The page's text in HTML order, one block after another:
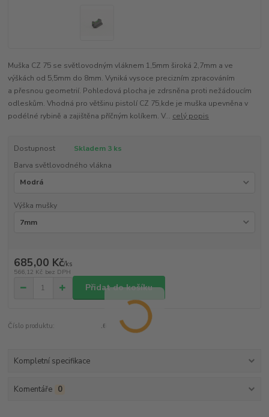
Muška CZ 75 se světlovodným vláknem 1,5mm široká 2,7mm a ve
výškách od 5,5mm do 8mm. Vyniká vysoce precizním zpracováním
a přesnou geometrií. Pohledová plocha je zdrsněna proti nežádoucím
odleskům. Vhodná pro většinu pistolí CZ 75,kde je muška upevněna v
podélné rybině a zajištěna příčným kolíkem. V... celý popis
Dostupnost
Skladem 3 ks
Barva světlovodného vlákna
Výška mušky
685,00 Kč/ks
566,12 Kč bez DPH
Přidat do košíku
Číslo produktu: .6
Kompletní specifikace
Komentáře 0